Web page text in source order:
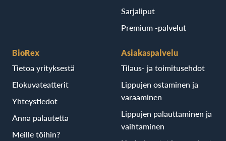
Sarjaliput
Premium -palvelut
BioRex
Tietoa yrityksestä
Elokuvateatterit
Yhteystiedot
Anna palautetta
Meille töihin?
Asiakaspalvelu
Tilaus- ja toimitusehdot
Lippujen ostaminen ja
varaaminen
Lippujen palauttaminen ja
vaihtaminen